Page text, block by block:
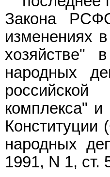
Закона
изменениях
хозяйстве"
народных
комплекса"
народных
1991, N 1, ст.